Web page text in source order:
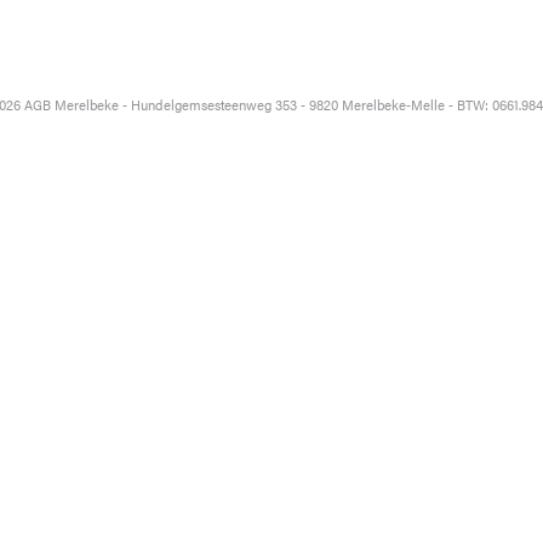
AGB Merelbeke - Hundelgemsesteenweg 353 - 9820 Merelbeke-Melle - BTW: